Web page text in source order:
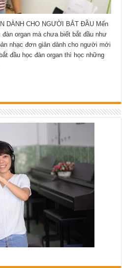
DÀNH CHO NGƯỜI BẮT ĐẦU Mến
organ mà chưa biết bắt đầu như
nhạc đơn giản dành cho người mới
đầu học đàn organ thì học những